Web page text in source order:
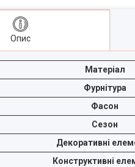
Опис
Матеріал
Фурнітура
Фасон
Сезон
Декоративні
Конструктивні